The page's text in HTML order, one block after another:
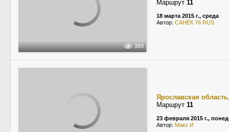
389
Маршрут 11
18 марта 2015 г., среда
Автор: САНЁК 76 RUS
Ярославская область
Маршрут 11
23 февраля 2015 г.,
Автор: Макс И